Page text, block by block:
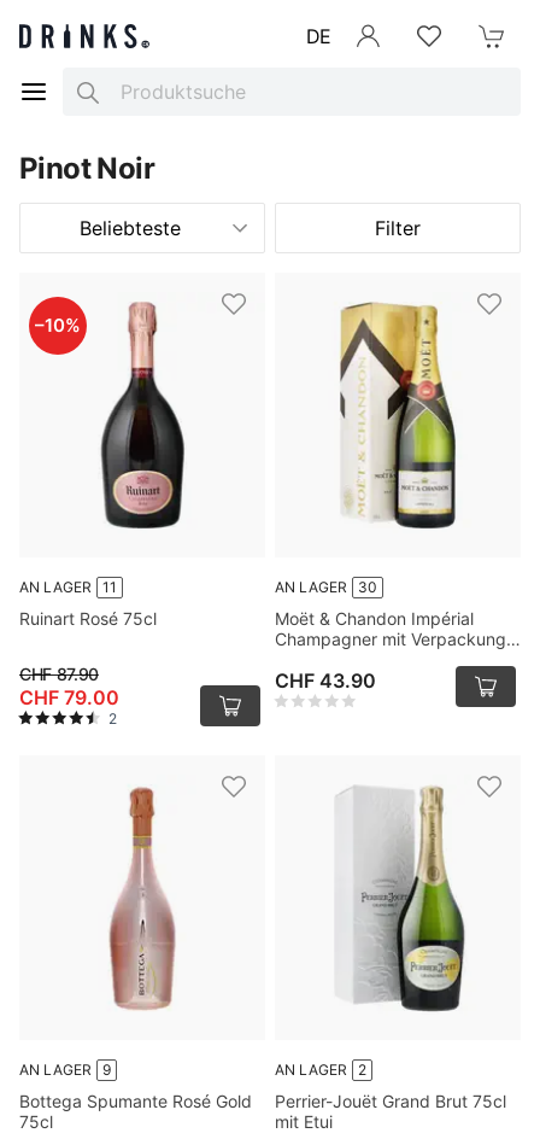
DE
Search
Pinot Noir
Beliebteste Filter
AN LAGER 11
Ruinart Rosé 75cl
–10%
CHF 87.90
CHF 79.00
2
AN LAGER 30
Moët & Chandon Impérial
Champagner mit Verpackung
CHF 43.90
AN LAGER 9
Bottega Spumante Rosé Gold
75cl
AN LAGER 2
Perrier-Jouët Grand Brut 75cl
mit Etui